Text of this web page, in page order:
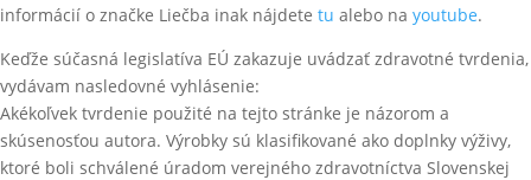
informácií o značke Liečba inak nájdete tu alebo na youtube.
Keďže súčasná legislatíva EÚ zakazuje uvádzať zdravotné tvrdenia,
vydávam nasledovné vyhlásenie:
Akékoľvek tvrdenie použité na tejto stránke je názorom a
skúsenosťou autora. Výrobky sú klasifikované ako doplnky výživy,
ktoré boli schválené úradom verejného zdravotníctva Slovenskej